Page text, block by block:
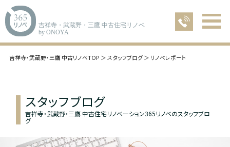
吉祥寺・武蔵野・三鷹 中古住宅リノベ
by ONOYA
吉祥寺・武蔵野・三鷹 中古リノベTOP スタッフブログ リノベレポート
スタッフブログ
吉祥寺・武蔵野・三鷹 中古住宅リノベーション365リノベのスタッフブロ
グ